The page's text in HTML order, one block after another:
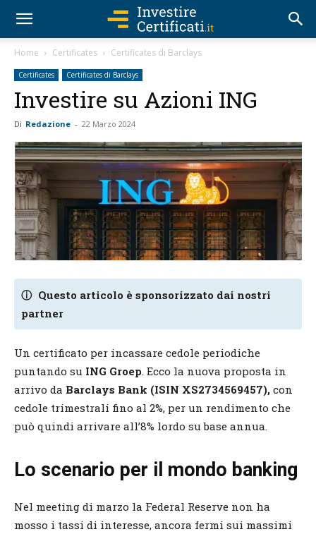
Home Certificates Certificates di Barclays
Certificates Certificates di Barclays
Investire su Azioni ING
Di Redazione - 22 Marzo 2024
ⓘ Questo articolo è sponsorizzato dai nostri
partner
Un certificato per incassare cedole periodiche
puntando su ING Groep. Ecco la nuova proposta in
arrivo da Barclays Bank (ISIN XS2734569457), con
cedole trimestrali fino al 2%, per un rendimento che
può quindi arrivare all’8% lordo su base annua.
Lo scenario per il mondo banking
Nel meeting di marzo la Federal Reserve non ha
mosso i tassi di interesse, ancora fermi sui massimi